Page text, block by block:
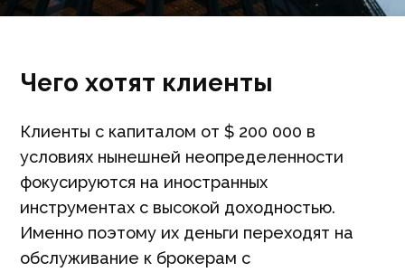
Чего хотят клиенты
Клиенты с капиталом от $ 200 000 в
условиях нынешней неопределенности
фокусируются на иностранных
инструментах с высокой доходностью.
Именно поэтому их деньги переходят на
обслуживание к брокерам с